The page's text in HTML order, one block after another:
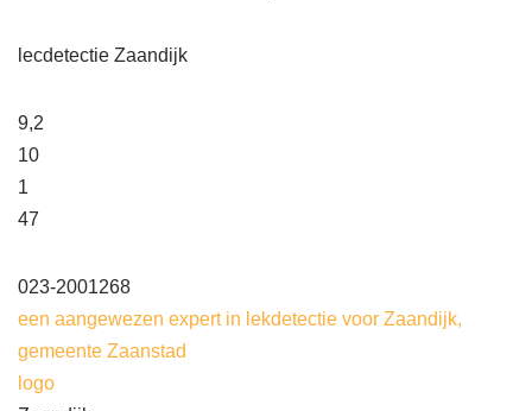
lecdetectie Zaandijk
9,2
10
1
47
023-2001268
een aangewezen expert in lekdetectie voor Zaandijk,
gemeente Zaanstad
logo